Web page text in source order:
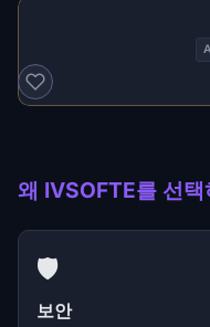
왜 IVSOFTE를 선택
🛡️
보안